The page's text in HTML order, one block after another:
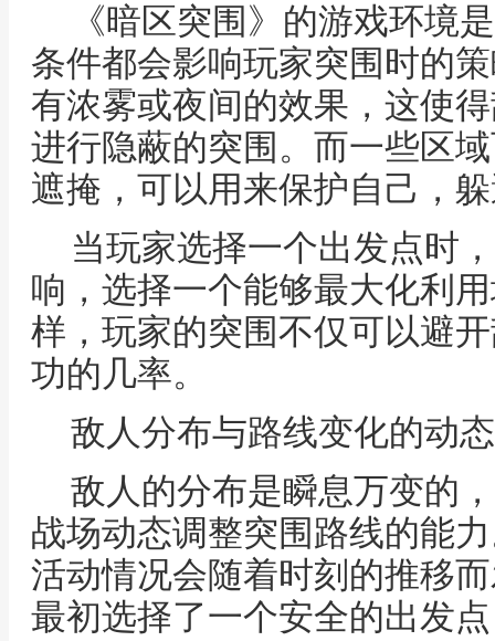
《暗区突围》的游戏环境
条件都会影响玩家突围时的
有浓雾或夜间的效果，这使
进行隐蔽的突围。而一些区
遮掩，可以用来保护自己，
当玩家选择一个出发点时
响，选择一个能够最大化利
样，玩家的突围不仅可以避
功的几率。
敌人分布与路线变化的动
敌人的分布是瞬息万变的
战场动态调整突围路线的能
活动情况会随着时刻的推移
最初选择了一个安全的出发